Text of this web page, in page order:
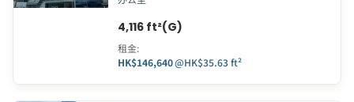
4,116 ft²(G)
租金:
HK$146,640@HK$35.63 ft²